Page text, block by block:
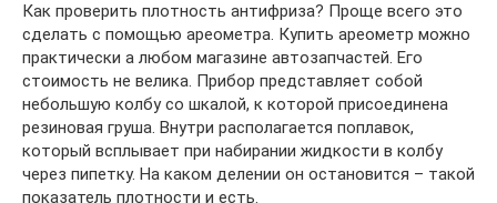
Как проверить плотность антифриза? Проще всего это
сделать с помощью ареометра. Купить ареометр можно
практически а любом магазине автозапчастей. Его
стоимость не велика. Прибор представляет собой
небольшую колбу со шкалой, к которой присоединена
резиновая груша. Внутри располагается поплавок,
который всплывает при набирании жидкости в колбу
через пипетку. На каком делении он остановится – такой
показатель плотности и есть.